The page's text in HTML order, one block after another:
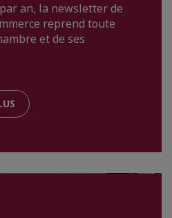
an, la newsletter de
reprend toute
et de ses